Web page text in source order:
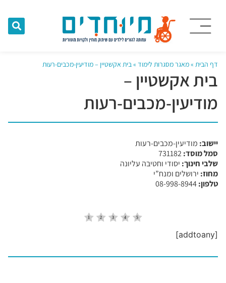
דף הבית »מאגר מסגרות לימוד »בית אקשטיין – מודיעין-מכבים-רעות
בית אקשטיין –
מודיעין-מכבים-רעות
יישוב: מודיעין-מכבים-רעות
סמל מוסד:
שלבי חינוך: יסודי וחטיבה עליונה
מחוז: ירושלים ומנח”י
טלפון:
[addtoany]